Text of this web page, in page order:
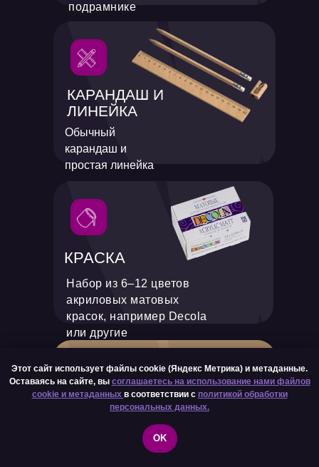
Упругая синтетическая кисть
КИСТЬ
Набор из 6–12 цветов
акриловых матовых
красок, например Decola
или другие
КРАСКА
Обычный
карандаш и
простая линейка
КАРАНДАШ И
ЛИНЕЙКА
подрамнике
Этот сайт использует файлы cookie (Яндекс Метрика) и метаданные.
Оставаясь на сайте, вы соглашаетесь на использование нами файлов
cookie и метаданных в соответствии с политикой обработки
персональных данных.
OK